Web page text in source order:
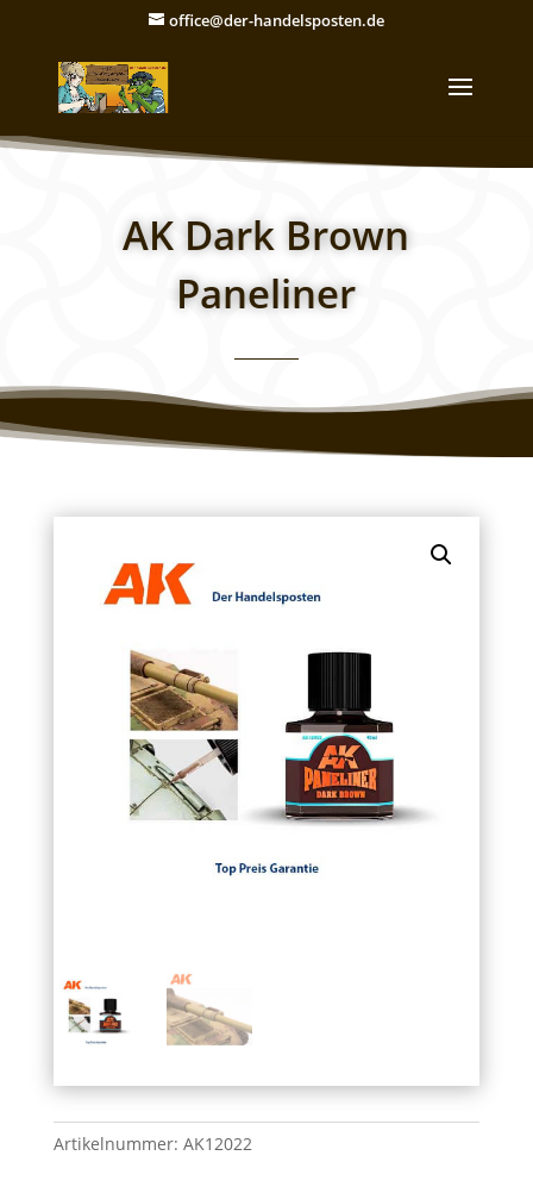
office@der-handelsposten.de
AK Dark Brown
Paneliner
Artikelnummer: AK12022